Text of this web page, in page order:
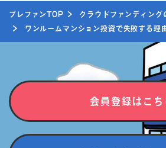
プレファンTOP
クラウドファンディング
ワンルームマンション投資で失敗する理
会員登録はこち